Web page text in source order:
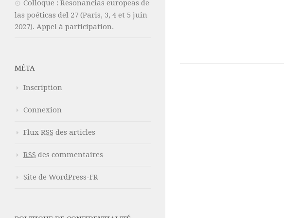
Colloque : Resonancias europeas de
las poéticas del 27 (Paris, 3, 4 et 5 juin
2027). Appel à participation.
MÉTA
Inscription
Connexion
Flux RSS des articles
RSS des commentaires
Site de WordPress-FR